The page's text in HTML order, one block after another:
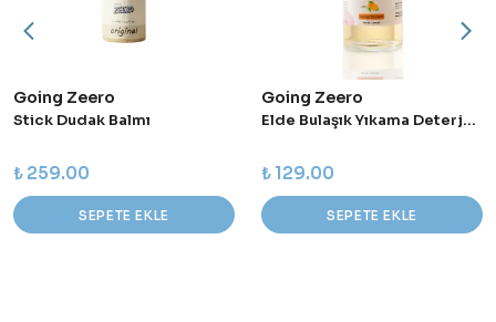
Going Zeero
Stick Dudak Balmı
₺ 259.00
SEPETE EKLE
Going Zeero
Elde Bulaşık Yıkama Deterjanı - Süper Konsantre - Orange Blossom
₺ 129.00
SEPETE EKLE